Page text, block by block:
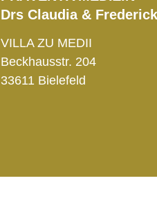
Drs Claudia &
VILLA ZU MEDII
Beckhausstr. 204
33611 Bielefeld